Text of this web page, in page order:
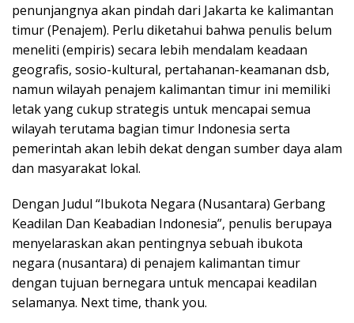
penunjangnya akan pindah dari Jakarta ke kalimantan
timur (Penajem). Perlu diketahui bahwa penulis belum
meneliti (empiris) secara lebih mendalam keadaan
geografis, sosio-kultural, pertahanan-keamanan dsb,
namun wilayah penajem kalimantan timur ini memiliki
letak yang cukup strategis untuk mencapai semua
wilayah terutama bagian timur Indonesia serta
pemerintah akan lebih dekat dengan sumber daya alam
dan masyarakat lokal.
Dengan Judul “Ibukota Negara (Nusantara) Gerbang
Keadilan Dan Keabadian Indonesia”, penulis berupaya
menyelaraskan akan pentingnya sebuah ibukota
negara (nusantara) di penajem kalimantan timur
dengan tujuan bernegara untuk mencapai keadilan
selamanya. Next time, thank you.